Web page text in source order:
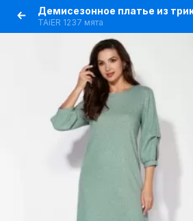
TAiER 1237 мята